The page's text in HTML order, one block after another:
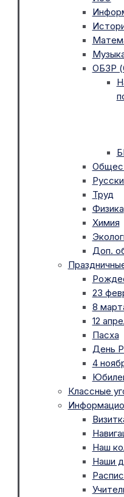
ОБЗР
Труд
Физика
Химия
Доп.
23
8
12
Пасха
День
4
Классные
Наш
Наши